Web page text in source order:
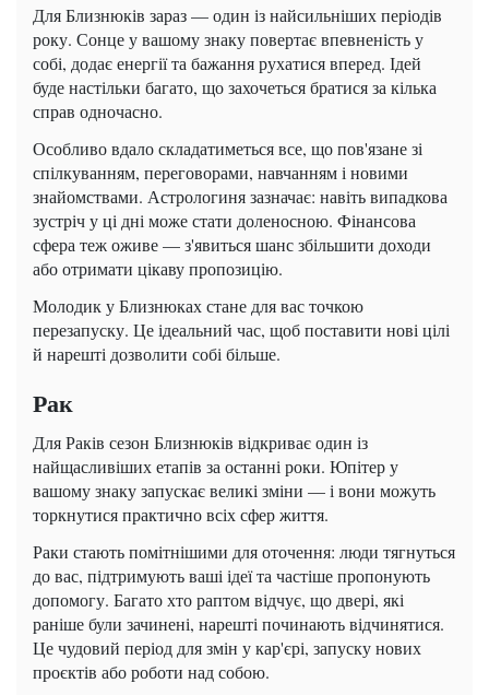
Для Близнюків зараз — один із найсильніших періодів
року. Сонце у вашому знаку повертає впевненість у
собі, додає енергії та бажання рухатися вперед. Ідей
буде настільки багато, що захочеться братися за кілька
справ одночасно.
Особливо вдало складатиметься все, що пов'язане зі
спілкуванням, переговорами, навчанням і новими
знайомствами. Астрологиня зазначає: навіть випадкова
зустріч у ці дні може стати доленосною. Фінансова
сфера теж оживе — з'явиться шанс збільшити доходи
або отримати цікаву пропозицію.
Молодик у Близнюках стане для вас точкою
перезапуску. Це ідеальний час, щоб поставити нові цілі
й нарешті дозволити собі більше.
Рак
Для Раків сезон Близнюків відкриває один із
найщасливіших етапів за останні роки. Юпітер у
вашому знаку запускає великі зміни — і вони можуть
торкнутися практично всіх сфер життя.
Раки стають помітнішими для оточення: люди тягнуться
до вас, підтримують ваші ідеї та частіше пропонують
допомогу. Багато хто раптом відчує, що двері, які
раніше були зачинені, нарешті починають відчинятися.
Це чудовий період для змін у кар'єрі, запуску нових
проєктів або роботи над собою.